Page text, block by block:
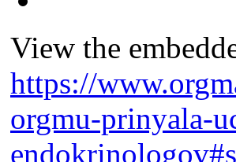
View the
https://
orgmu-prinyala-